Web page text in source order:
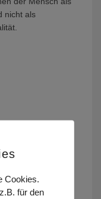
nicht als
Cookies.
für den